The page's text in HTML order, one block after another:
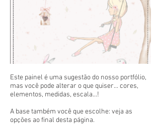
Este painel é uma sugestão do nosso portfólio,
mas você pode alterar o que quiser... cores,
elementos, medidas, escala...!
A base também você que escolhe: veja as
opções ao final desta página.